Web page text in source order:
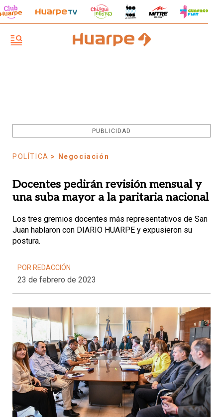
PUBLICIDAD
POLÍTICA > Negociación
Docentes pedirán revisión mensual y
una suba mayor a la paritaria nacional
Los tres gremios docentes más representativos de San
Juan hablaron con DIARIO HUARPE y expusieron su
postura.
POR REDACCIÓN
23 de febrero de 2023